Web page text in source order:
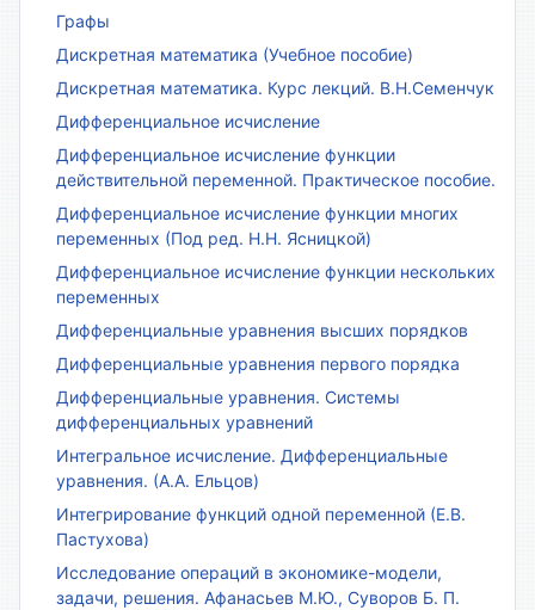
Графы
Дискретная математика (Учебное пособие)
Дискретная математика. Курс лекций. В.Н.Семенчук
Дифференциальное исчисление
Дифференциальное исчисление функции
действительной переменной. Практическое пособие.
Дифференциальное исчисление функции многих
переменных (Под ред. Н.Н. Ясницкой)
Дифференциальное исчисление функции нескольких
переменных
Дифференциальные уравнения высших порядков
Дифференциальные уравнения первого порядка
Дифференциальные уравнения. Системы
дифференциальных уравнений
Интегральное исчисление. Дифференциальные
уравнения. (А.А. Ельцов)
Интегрирование функций одной переменной (Е.В.
Пастухова)
Исследование операций в экономике-модели,
задачи, решения. Афанасьев М.Ю., Суворов Б. П.